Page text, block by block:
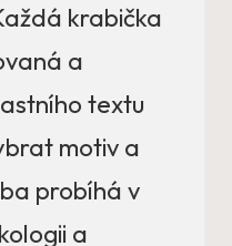
krabička
a
textu
motiv a
probíhá v
a